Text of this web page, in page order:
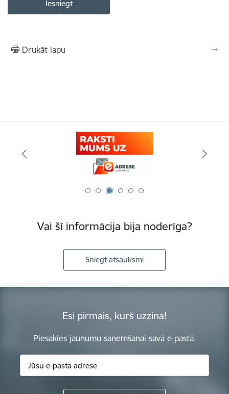
Drukāt lapu
Vai šī informācija bija noderīga?
Sniegt atsauksmi
Esi pirmais, kurš uzzina!
Piesakies jaunumu saņemšanai savā e-pastā.